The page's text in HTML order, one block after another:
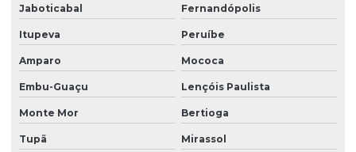
Limpeza de fachada comercial
Limpeza fachada orçamento
Limpeza de fachada preço
Jaboticabal Fernandópolis
Itupeva Peruíbe
Amparo Mococa
Embu-Guaçu Lençóis Paulista
Monte Mor Bertioga
Tupã Mirassol